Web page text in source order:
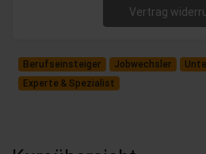
Vertrag
Berufseinsteiger Jobwechsler
Experte & Spezialist